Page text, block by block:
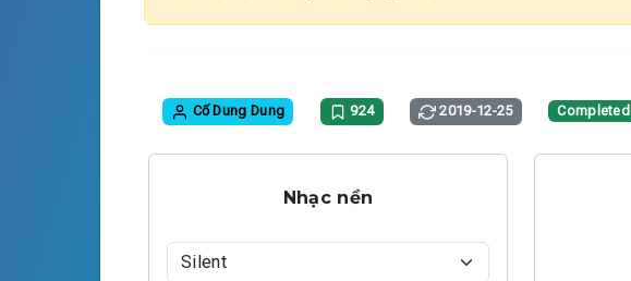
Cố Dung Dung 924 2019-12-25 Completed
Nhạc nền